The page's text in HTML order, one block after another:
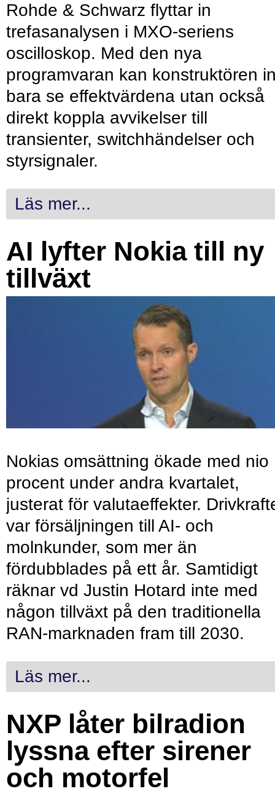
Rohde & Schwarz flyttar in
trefasanalysen i MXO-seriens
oscilloskop. Med den nya
programvaran kan konstruktören
bara se effektvärdena utan också
direkt koppla avvikelser till
transienter, switchhändelser och
styrsignaler.
Läs mer...
AI lyfter Nokia till ny
tillväxt
Nokias omsättning ökade med nio
procent under andra kvartalet,
justerat för valutaeffekter.
var försäljningen till AI- och
molnkunder, som mer än
fördubblades på ett år. Samtidigt
räknar vd Justin Hotard inte med
någon tillväxt på den traditionella
RAN-marknaden fram till 2030.
Läs mer...
NXP låter bilradion
lyssna efter sirener
och motorfel